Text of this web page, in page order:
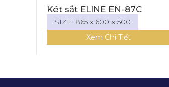
Két sắt ELINE EN-87C
SIZE: 865 x 600 x 500
Xem Chi Tiết